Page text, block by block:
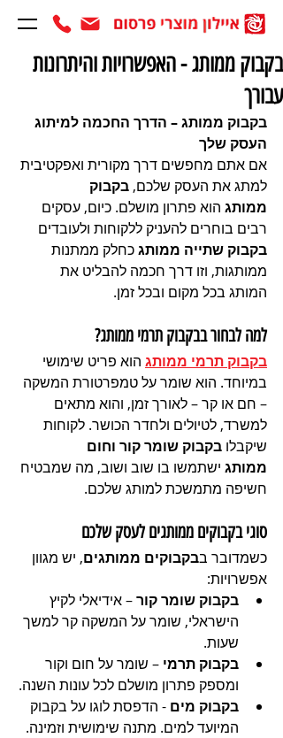
בקבוק ממותג - האפשרויות והיתרונות
עבורך
בקבוק ממותג – הדרך החכמה למיתוג
העסק שלך
אם אתם מחפשים דרך מקורית ואפקטיבית
למתג את העסק שלכם, בקבוק
ממותג הוא פתרון מושלם. כיום, עסקים
רבים בוחרים להעניק ללקוחות ולעובדים
בקבוק שתייה ממותג כחלק ממתנות
ממותגות, וזו דרך חכמה להבליט את
המותג בכל מקום ובכל זמן.
למה לבחור בבקבוק תרמי ממותג?
בקבוק תרמי ממותג הוא פריט שימושי
במיוחד. הוא שומר על טמפרטורת המשקה
– חם או קר – לאורך זמן, והוא מתאים
למשרד, לטיולים ולחדר הכושר. לקוחות
שיקבלו בקבוק שומר קור וחום
ממותג ישתמשו בו שוב ושוב, מה שמבטיח
חשיפה מתמשכת למותג שלכם.
סוגי בקבוקים ממותגים לעסק שלכם
כשמדובר בבקבוקים ממותגים, יש מגוון
אפשרויות:
בקבוק שומר קור – אידיאלי לקיץ
הישראלי, שומר על המשקה קר למשך
שעות.
בקבוק תרמי – שומר על חום וקור
ומספק פתרון מושלם לכל עונות השנה.
בקבוק מים - הדפסת לוגו על בקבוק
המיועד למים. מתנה שימושית וזמינה.